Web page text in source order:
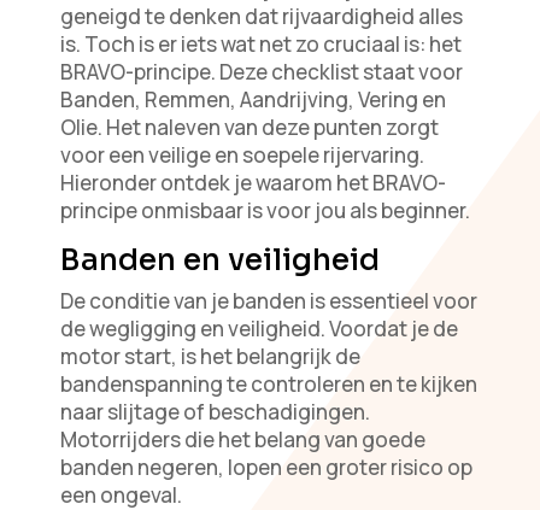
geneigd te denken dat rijvaardigheid alles
is. Toch is er iets wat net zo cruciaal is: het
BRAVO-principe. Deze checklist staat voor
Banden, Remmen, Aandrijving, Vering en
Olie. Het naleven van deze punten zorgt
voor een veilige en soepele rijervaring.
Hieronder ontdek je waarom het BRAVO-
principe onmisbaar is voor jou als beginner.
Banden en veiligheid
De conditie van je banden is essentieel voor
de wegligging en veiligheid. Voordat je de
motor start, is het belangrijk de
bandenspanning te controleren en te kijken
naar slijtage of beschadigingen.
Motorrijders die het belang van goede
banden negeren, lopen een groter risico op
een ongeval.